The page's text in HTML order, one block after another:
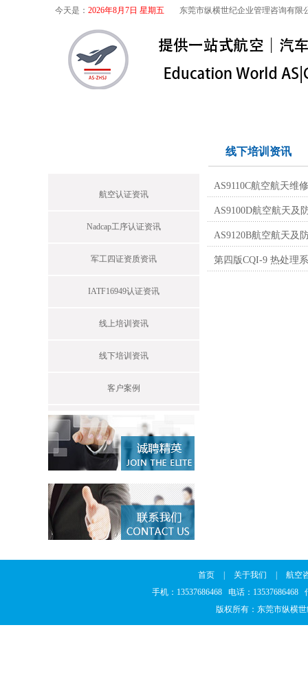
今天是： 2026年8月7日 星期五 东莞市纵横世纪企业管理咨询有限
航空认证资讯
Nadcap工序认证资讯
军工四证资质资讯
IATF16949认证资讯
线上培训资讯
线下培训资讯
客户案例
线下培训资讯
AS9110C航空航天维
AS9100D航空航天及
AS9120B航空航天及
第四版CQI-9 热处理
首页 关于我们
航空
手机：13537686468 电话：13537686468
版权所有：东莞市纵横